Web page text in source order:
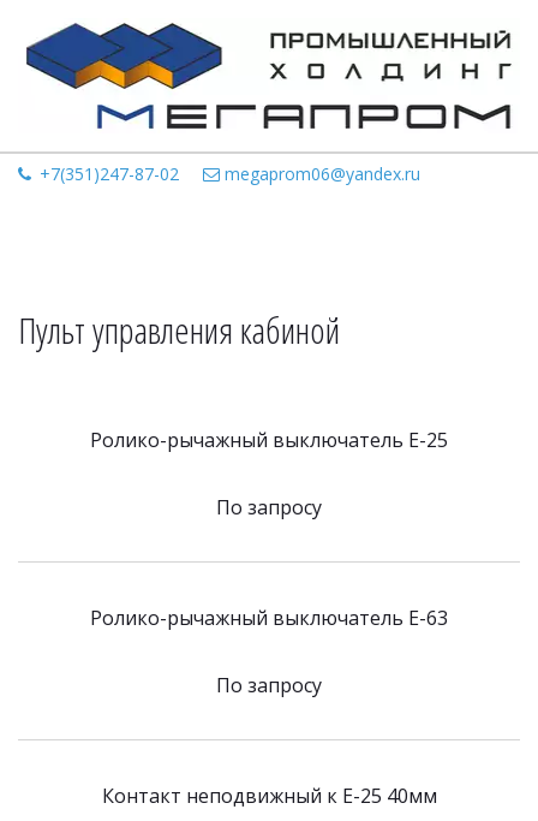
+7(351)247-87-02 megaprom06@yandex.ru
Пульт управления кабиной
Ролико-рычажный выключатель Е-25
По запросу
Ролико-рычажный выключатель Е-63
По запросу
Контакт неподвижный к E-25 40мм